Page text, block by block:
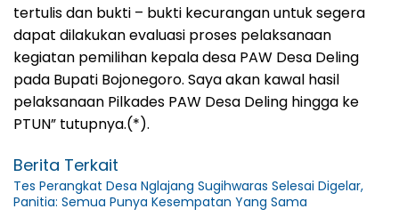
tertulis dan bukti – bukti kecurangan untuk segera
dapat dilakukan evaluasi proses pelaksanaan
kegiatan pemilihan kepala desa PAW Desa Deling
pada Bupati Bojonegoro. Saya akan kawal hasil
pelaksanaan Pilkades PAW Desa Deling hingga ke
PTUN” tutupnya.(*).
Berita Terkait
Tes Perangkat Desa Nglajang Sugihwaras Selesai Digelar,
Panitia: Semua Punya Kesempatan Yang Sama